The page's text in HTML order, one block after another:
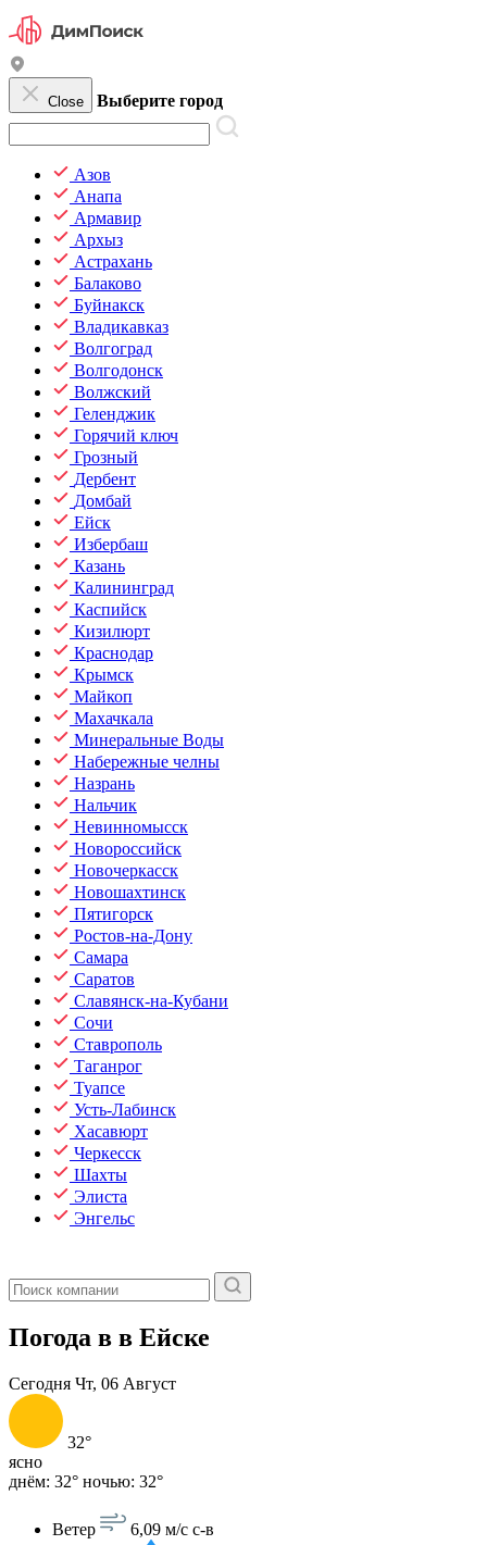
Close Выберите город
Азов
Анапа
Армавир
Архыз
Астрахань
Балаково
Буйнакск
Владикавказ
Волгоград
Волгодонск
Волжский
Геленджик
Горячий ключ
Грозный
Дербент
Домбай
Ейск
Избербаш
Казань
Калининград
Каспийск
Кизилюрт
Краснодар
Крымск
Майкоп
Махачкала
Минеральные Воды
Набережные челны
Назрань
Нальчик
Невинномысск
Новороссийск
Новочеркасск
Новошахтинск
Пятигорск
Ростов-на-Дону
Самара
Саратов
Славянск-на-Кубани
Сочи
Ставрополь
Таганрог
Туапсе
Усть-Лабинск
Хасавюрт
Черкесск
Шахты
Элиста
Энгельс
Погода в в Ейске
Сегодня Чт, 06 Август
32°
ясно
днём: 32° ночью: 32°
Ветер 6,09 м/с с-в